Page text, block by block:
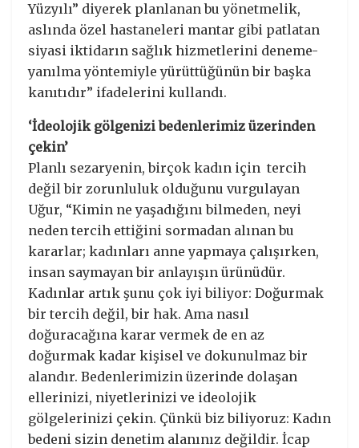
Yüzyılı” diyerek planlanan bu yönetmelik,
aslında özel hastaneleri mantar gibi patlatan
siyasi iktidarın sağlık hizmetlerini deneme-
yanılma yöntemiyle yürüttüğünün bir başka
kanıtıdır” ifadelerini kullandı.
‘İdeolojik gölgenizi bedenlerimiz üzerinden
çekin’
Planlı sezaryenin, birçok kadın için tercih
değil bir zorunluluk olduğunu vurgulayan
Uğur, “Kimin ne yaşadığını bilmeden, neyi
neden tercih ettiğini sormadan alınan bu
kararlar; kadınları anne yapmaya çalışırken,
insan saymayan bir anlayışın ürünüdür.
Kadınlar artık şunu çok iyi biliyor: Doğurmak
bir tercih değil, bir hak. Ama nasıl
doğuracağına karar vermek de en az
doğurmak kadar kişisel ve dokunulmaz bir
alandır. Bedenlerimizin üzerinde dolaşan
ellerinizi, niyetlerinizi ve ideolojik
gölgelerinizi çekin. Çünkü biz biliyoruz: Kadın
bedeni sizin denetim alanınız değildir. İcap